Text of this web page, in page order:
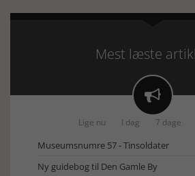
Mest læste

Lige nu I dag 7 dage
Museumsnumre 57 - Tinsoldater
Ny guidebog til Den Gamle By